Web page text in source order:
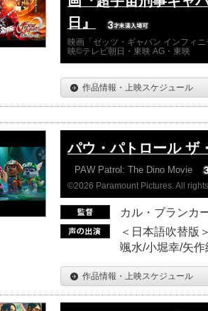
日』
映画「ゼッツ・ギャバン インフィ
映©テレビ朝日・東映 AG・東映
作品情報・上映スケジュール
パウ・パトロール ザ
PAW Patrol: The Dino Movie
©2026 Paramount Pictures. All
カル・ブランカ
＜日本語吹替版
颯水/小堀幸/矢作
作品情報・上映スケジュール